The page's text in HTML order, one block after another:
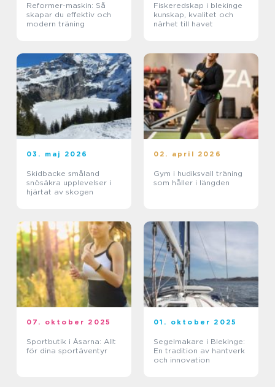
Reformer-maskin: Så
skapar du effektiv och
modern träning
Fiskeredskap i blekinge
kunskap, kvalitet och
närhet till havet
03. maj 2026
Skidbacke småland
snösäkra upplevelser i
hjärtat av skogen
02. april 2026
Gym i hudiksvall träning
som håller i längden
07. oktober 2025
Sportbutik i Åsarna: Allt
för dina sportäventyr
01. oktober 2025
Segelmakare i Blekinge:
En tradition av hantverk
och innovation